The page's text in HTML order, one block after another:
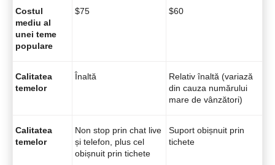
Costul
mediu al
unei teme
populare
$75 $60
Calitatea
temelor
Înaltă
Relativ înaltă (variază
din cauza numărului
mare de vânzători)
Calitatea
temelor
Non stop prin chat live
și telefon, plus cel
obișnuit prin tichete
Suport obișnuit prin
tichete